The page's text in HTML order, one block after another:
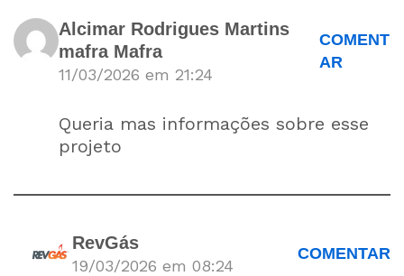
Alcimar Rodrigues Martins
mafra Mafra
11/03/2026 em 21:24
COMENT
AR
Queria mas informações sobre esse
projeto
RevGás
19/03/2026 em 08:24
COMENTAR